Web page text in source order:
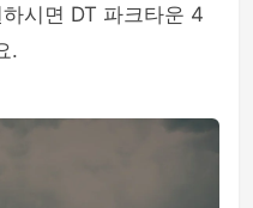
시면 DT 파크타운 4
.